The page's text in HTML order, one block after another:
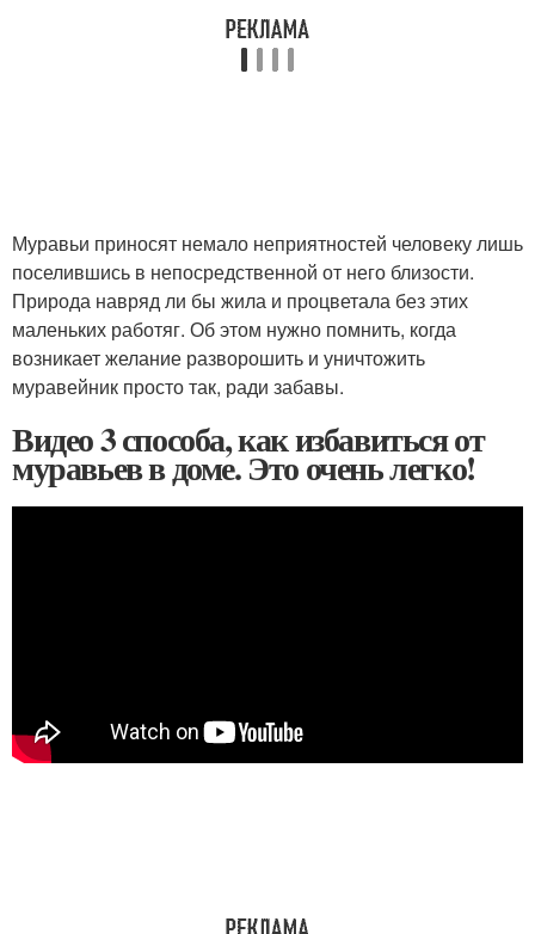
Муравьи приносят немало неприятностей человеку лишь
поселившись в непосредственной от него близости.
Природа навряд ли бы жила и процветала без этих
маленьких работяг. Об этом нужно помнить, когда
возникает желание разворошить и уничтожить
муравейник просто так, ради забавы.
Видео 3 способа, как избавиться от
муравьев в доме. Это очень легко!